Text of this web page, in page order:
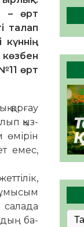
– өрт
талап
өрт
қорғау
қыз­
емес,
сала­да
ба­